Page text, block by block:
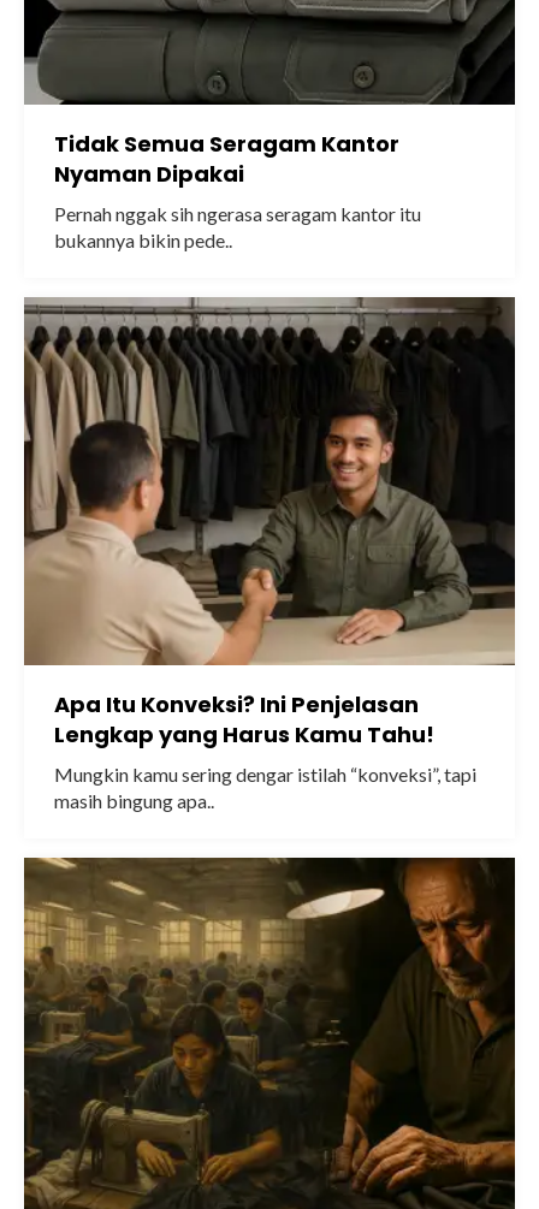
Tidak Semua Seragam Kantor
Nyaman Dipakai
Pernah nggak sih ngerasa seragam kantor itu
bukannya bikin pede..
Apa Itu Konveksi? Ini Penjelasan
Lengkap yang Harus Kamu Tahu!
Mungkin kamu sering dengar istilah “konveksi”, tapi
masih bingung apa..